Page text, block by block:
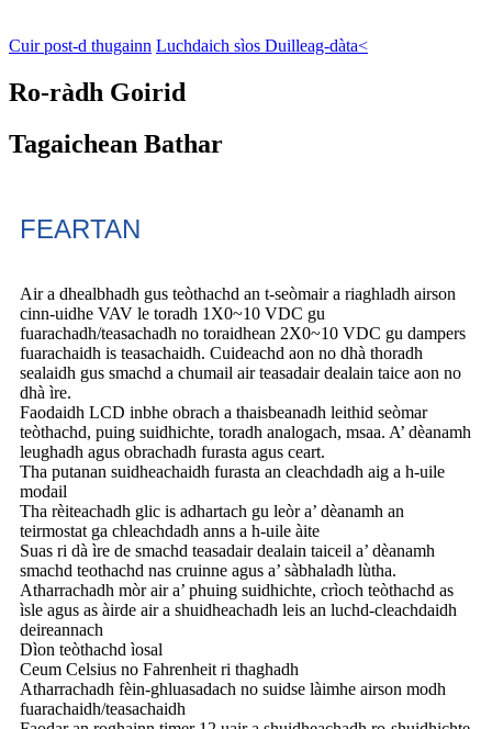
Cuir post-d thugainn Luchdaich sìos Duilleag-dàta<
Ro-ràdh Goirid
Tagaichean Bathar
FEARTAN
Air a dhealbhadh gus teòthachd an t-seòmair a riaghladh airson
cinn-uidhe VAV le toradh 1X0~10 VDC gu
fuarachadh/teasachadh no toraidhean 2X0~10 VDC gu dampers
fuarachaidh is teasachaidh. Cuideachd aon no dhà thoradh
sealaidh gus smachd a chumail air teasadair dealain taice aon no
dhà ìre.
Faodaidh LCD inbhe obrach a thaisbeanadh leithid seòmar
teòthachd, puing suidhichte, toradh analogach, msaa. A’ dèanamh
leughadh agus obrachadh furasta agus ceart.
Tha putanan suidheachaidh furasta an cleachdadh aig a h-uile
modail
Tha rèiteachadh glic is adhartach gu leòr a’ dèanamh an
teirmostat ga chleachdadh anns a h-uile àite
Suas ri dà ìre de smachd teasadair dealain taiceil a’ dèanamh
smachd teothachd nas cruinne agus a’ sàbhaladh lùtha.
Atharrachadh mòr air a’ phuing suidhichte, crìoch teòthachd as
ìsle agus as àirde air a shuidheachadh leis an luchd-cleachdaidh
deireannach
Dìon teòthachd ìosal
Ceum Celsius no Fahrenheit ri thaghadh
Atharrachadh fèin-ghluasadach no suidse làimhe airson modh
fuarachaidh/teasachaidh